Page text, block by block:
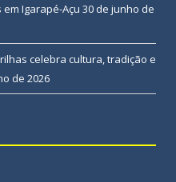
Igarapé-Açu 30 de junho de
celebra cultura, tradição e
de 2026